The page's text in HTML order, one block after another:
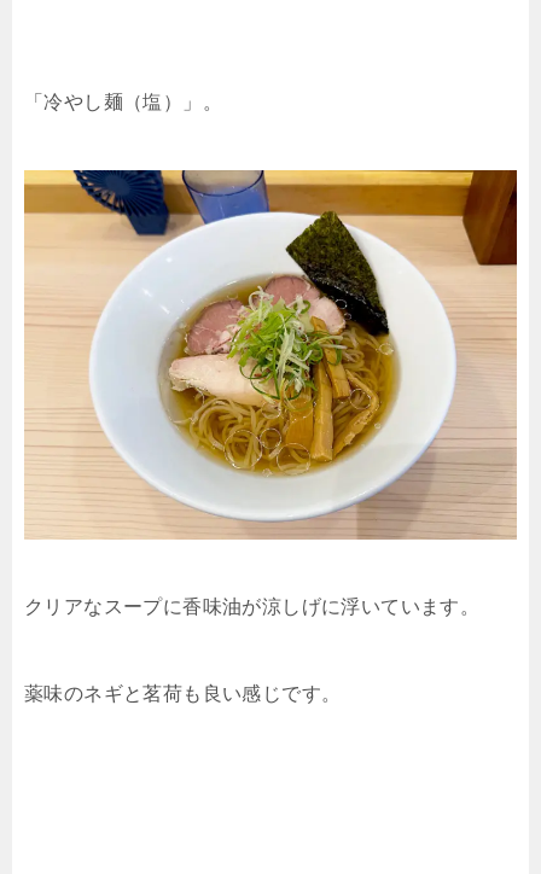
「冷やし麺（塩）」。
クリアなスープに香味油が涼しげに浮いています。
薬味のネギと茗荷も良い感じです。